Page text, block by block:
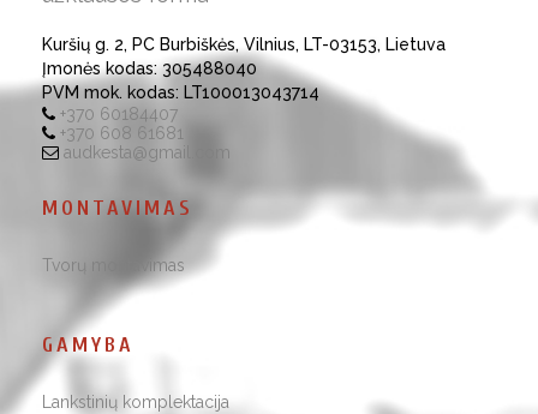
Kuršių g. 2, PC Burbiškės, Vilnius, LT-03153, Lietuva
Įmonės kodas: 305488040
PVM mok. kodas: LT100013043714
+370 60184407
+370 608 61681
audkesta@gmail.com
MONTAVIMAS
Tvorų montavimas
GAMYBA
Lankstinių komplektacija